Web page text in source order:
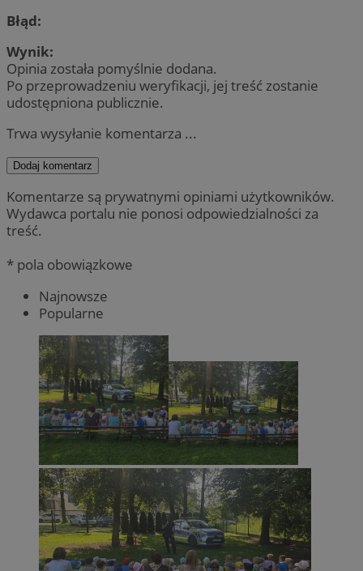
Błąd:
Wynik:
Opinia została pomyślnie dodana.
Po przeprowadzeniu weryfikacji, jej treść zostanie
udostępniona publicznie.
Trwa wysyłanie komentarza ...
Dodaj komentarz
Komentarze są prywatnymi opiniami użytkowników.
Wydawca portalu nie ponosi odpowiedzialności za
treść.
* pola obowiązkowe
Najnowsze
Popularne